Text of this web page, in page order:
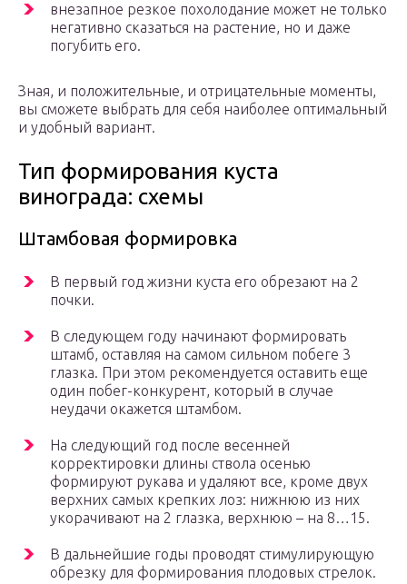
внезапное резкое похолодание может не только
негативно сказаться на растение, но и даже
погубить его.
Зная, и положительные, и отрицательные моменты,
вы сможете выбрать для себя наиболее оптимальный
и удобный вариант.
Тип формирования куста
винограда: схемы
Штамбовая формировка
В первый год жизни куста его обрезают на 2
почки.
В следующем году начинают формировать
штамб, оставляя на самом сильном побеге 3
глазка. При этом рекомендуется оставить еще
один побег-конкурент, который в случае
неудачи окажется штамбом.
На следующий год после весенней
корректировки длины ствола осенью
формируют рукава и удаляют все, кроме двух
верхних самых крепких лоз: нижнюю из них
укорачивают на 2 глазка, верхнюю – на 8…15.
В дальнейшие годы проводят стимулирующую
обрезку для формирования плодовых стрелок.